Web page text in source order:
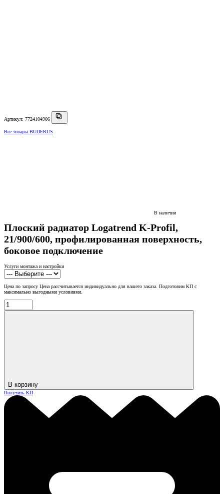
Артикул: 7724104906
Все товары BUDERUS
В наличии
Плоский радиатор Logatrend K-Profil,
21/900/600, профилированная поверхность,
боковое подключение
Услуги монтажа и настройки
Цена по запросу Цена рассчитывается индивидуально для вашего заказа. Подготовим КП с
максимально выгодными условиями.
В корзину
Получить КП